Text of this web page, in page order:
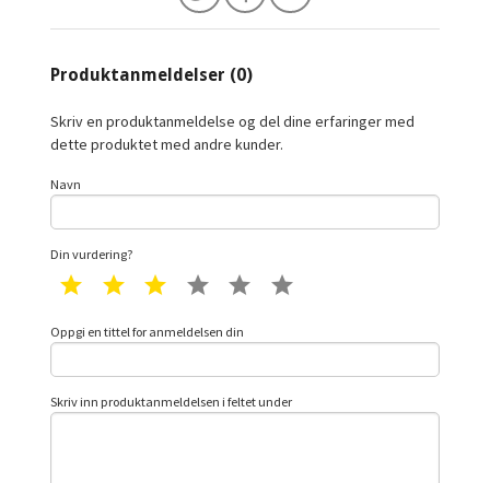
Produktanmeldelser (0)
Skriv en produktanmeldelse og del dine erfaringer med
dette produktet med andre kunder.
Navn
Din vurdering?
1 star 2 star 3 star 4 star 5 star
Oppgi en tittel for anmeldelsen din
Skriv inn produktanmeldelsen i feltet under